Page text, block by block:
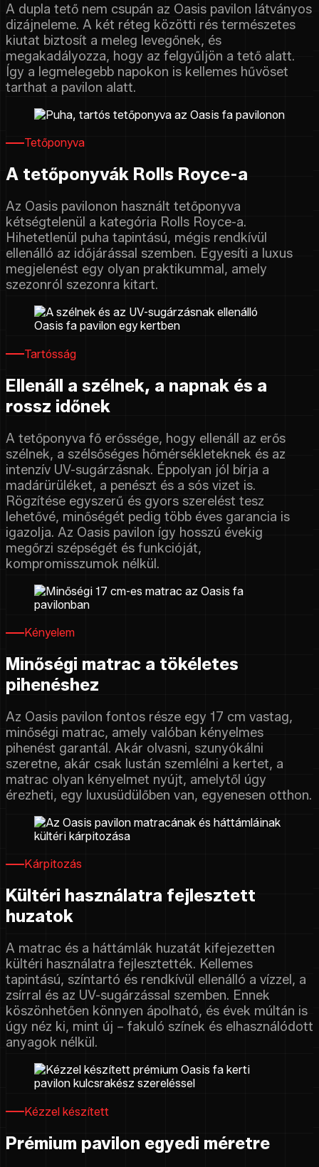
A dupla tető nem csupán az Oasis pavilon látványos
dizájneleme. A két réteg közötti rés természetes
kiutat biztosít a meleg levegőnek, és
megakadályozza, hogy az felgyűljön a tető alatt.
Így a legmelegebb napokon is kellemes hűvöset
tarthat a pavilon alatt.
Tetőponyva
A tetőponyvák Rolls Royce-a
Az Oasis pavilonon használt tetőponyva
kétségtelenül a kategória Rolls Royce-a.
Hihetetlenül puha tapintású, mégis rendkívül
ellenálló az időjárással szemben. Egyesíti a luxus
megjelenést egy olyan praktikummal, amely
szezonról szezonra kitart.
Tartósság
Ellenáll a szélnek, a napnak és a
rossz időnek
A tetőponyva fő erőssége, hogy ellenáll az erős
szélnek, a szélsőséges hőmérsékleteknek és az
intenzív UV-sugárzásnak. Éppolyan jól bírja a
madárürüléket, a penészt és a sós vizet is.
Rögzítése egyszerű és gyors szerelést tesz
lehetővé, minőségét pedig több éves garancia is
igazolja. Az Oasis pavilon így hosszú évekig
megőrzi szépségét és funkcióját,
kompromisszumok nélkül.
Kényelem
Minőségi matrac a tökéletes
pihenéshez
Az Oasis pavilon fontos része egy 17 cm vastag,
minőségi matrac, amely valóban kényelmes
pihenést garantál. Akár olvasni, szunyókálni
szeretne, akár csak lustán szemlélni a kertet, a
matrac olyan kényelmet nyújt, amelytől úgy
érezheti, egy luxusüdülőben van, egyenesen otthon.
Kárpitozás
Kültéri használatra fejlesztett
huzatok
A matrac és a háttámlák huzatát kifejezetten
kültéri használatra fejlesztették. Kellemes
tapintású, színtartó és rendkívül ellenálló a vízzel, a
zsírral és az UV-sugárzással szemben. Ennek
köszönhetően könnyen ápolható, és évek múltán is
úgy néz ki, mint új – fakuló színek és elhasználódott
anyagok nélkül.
Kézzel készített
Prémium pavilon egyedi méretre